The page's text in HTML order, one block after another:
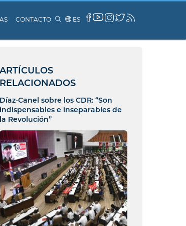
CONTACTO ES
ARTÍCULOS
RELACIONADOS
Díaz-Canel sobre los CDR: “Son
indispensables e inseparables de
la Revolución”